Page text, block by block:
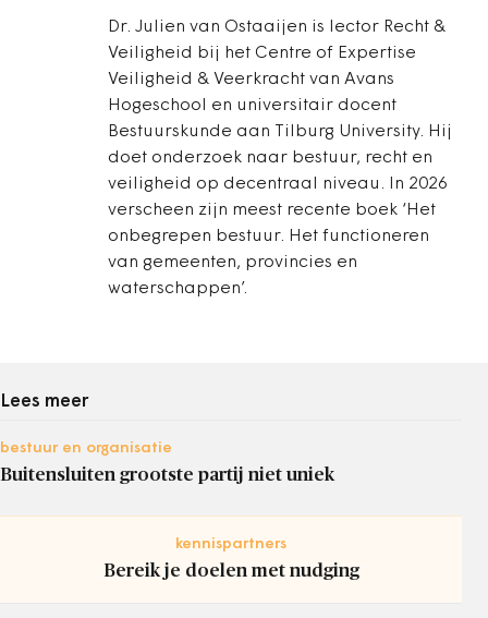
Dr. Julien van Ostaaijen is lector Recht &
Veiligheid bij het Centre of Expertise
Veiligheid & Veerkracht van Avans
Hogeschool en universitair docent
Bestuurskunde aan Tilburg University. Hij
doet onderzoek naar bestuur, recht en
veiligheid op decentraal niveau. In 2026
verscheen zijn meest recente boek ‘Het
onbegrepen bestuur. Het functioneren
van gemeenten, provincies en
waterschappen’.
Lees meer
bestuur en organisatie
Buitensluiten grootste partij niet uniek
kennispartners
Bereik je doelen met nudging